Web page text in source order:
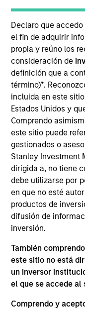
Declaro que
el fin de adquirir
propia y reúno los
consideración de
definición que a
término)*.
incluida en este
Estados Unidos y
Comprendo
este sitio puede
gestionados o
Stanley Investment
dirigida a, no tiene
debe utilizarse por
en que no esté
productos de
difusión de
inversión.
También
este sitio no está
un inversor
el que se accede al
Comprendo y
Indexing
managed
Parametric's
indexing,
solutions
needs rather
products
APARICIÓN EN
Head of Fixed
Parametric:
In an interview
Rocafort, Head
Parametric
potential